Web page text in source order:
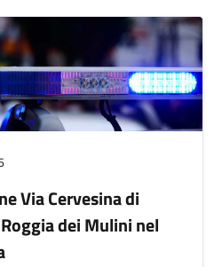
Via Cervesina di
dei Mulini nel